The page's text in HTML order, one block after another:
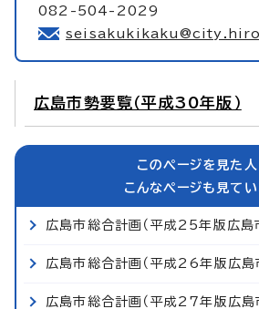
082-504-2029
広島市勢要覧（平成30年版）
このページを見た
こんなページも見てい
広島市総合計画（平成25年版広島
広島市総合計画（平成26年版広島
広島市総合計画（平成27年版広島